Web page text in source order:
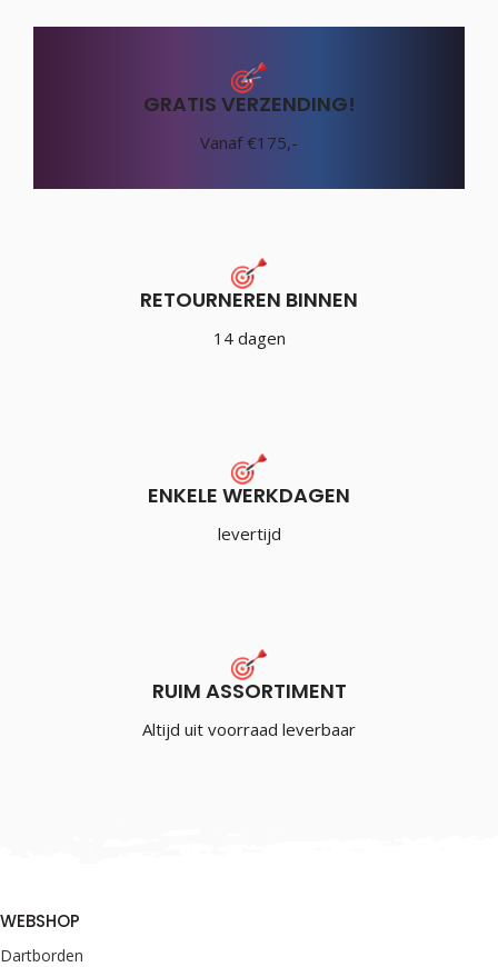
GRATIS VERZENDING!
Vanaf €175,-
RETOURNEREN BINNEN
14 dagen
ENKELE WERKDAGEN
levertijd
RUIM ASSORTIMENT
Altijd uit voorraad leverbaar
WEBSHOP
Dartborden